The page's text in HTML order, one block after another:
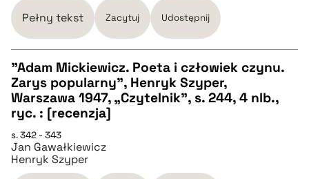
Pełny tekst Zacytuj Udostępnij
CZYSTY TEKST
pobierz cytat
"Adam Mickiewicz. Poeta i człowiek czynu.
Zarys popularny", Henryk Szyper,
Warszawa 1947, „Czytelnik”, s. 244, 4 nlb.,
ryc. : [recenzja]
s. 342 - 343
Jan Gawałkiewicz
Henryk Szyper